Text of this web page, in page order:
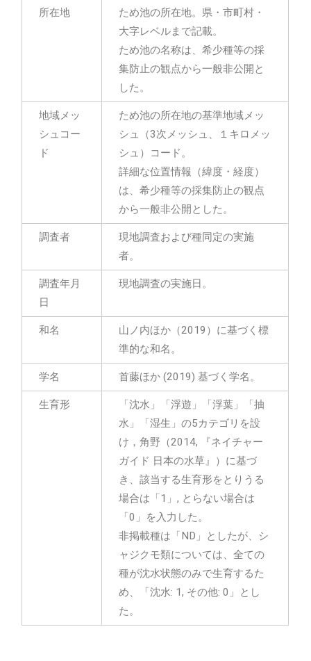
所在地
ため池の所在地。県・市町村・
大字レベルまで記載。
ため池の名称は、希少種等の採
集防止の観点から一般非公開と
した。
地域メッ
シュコー
ド
ため池の所在地の基準地域メッ
シュ（3次メッシュ、１キロメッ
シュ）コード。
詳細な位置情報（緯度・経度）
は、希少種等の採集防止の観点
から一般非公開とした。
調査者
現地調査および種同定の実施
者。
調査年月
日
現地調査の実施日。
和名
山ノ内ほか（2019）に基づく標
準的な和名。
学名 首藤ほか (2019) 基づく学名。
生育形
「沈水」「浮遊」「浮葉」「抽
水」「湿生」の5カテゴリを設
け，角野（2014, 『ネイチャー
ガイド 日本の水草』）に基づ
き、該当する生育形をとりうる
場合は「1」, とらない場合は
「0」を入力した。
非掲載種は「ND」としたが、シ
ャジクモ類については、全ての
種が沈水状態のみで生育するた
め、「沈水: 1, その他: 0」とし
た。